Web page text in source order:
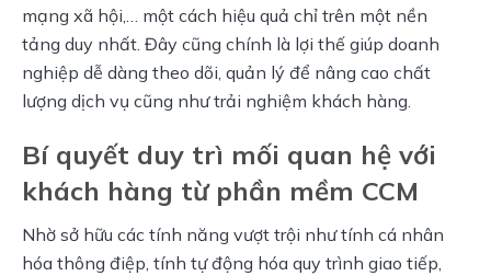
mạng xã hội,… một cách hiệu quả chỉ trên một nền
tảng duy nhất. Đây cũng chính là lợi thế giúp doanh
nghiệp dễ dàng theo dõi, quản lý để nâng cao chất
lượng dịch vụ cũng như trải nghiệm khách hàng.
Bí quyết duy trì mối quan hệ với
khách hàng từ phần mềm CCM
Nhờ sở hữu các tính năng vượt trội như tính cá nhân
hóa thông điệp, tính tự động hóa quy trình giao tiếp,